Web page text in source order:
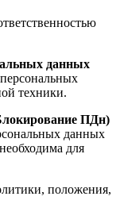
данных
техники.
ПДн)
данных
для
положения,